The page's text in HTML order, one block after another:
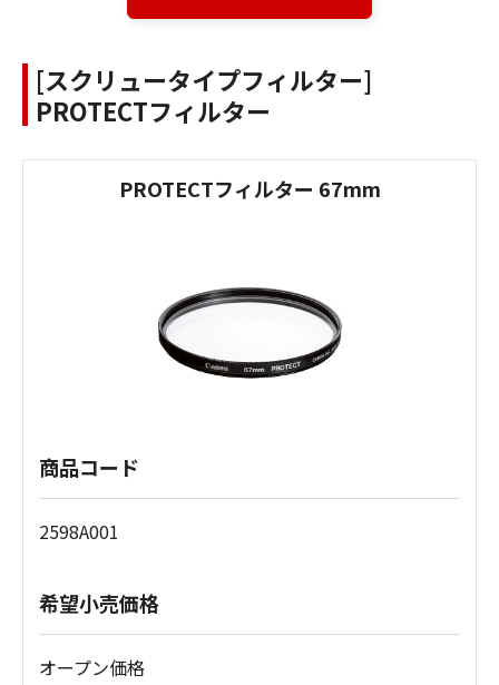
[スクリュータイプフィルター]
PROTECTフィルター
PROTECTフィルター 67mm
商品コード
2598A001
希望小売価格
オープン価格